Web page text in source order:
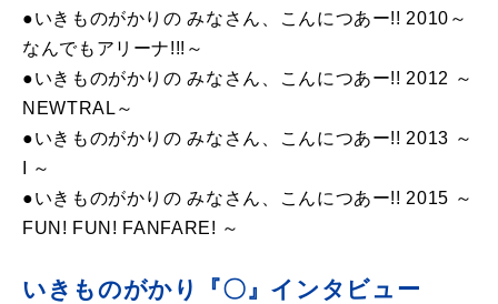
●いきものがかりの みなさん、こんにつあー!! 2010～
なんでもアリーナ!!!～
●いきものがかりの みなさん、こんにつあー!! 2012 ～
NEWTRAL～
●いきものがかりの みなさん、こんにつあー!! 2013 ～
I ～
●いきものがかりの みなさん、こんにつあー!! 2015 ～
FUN! FUN! FANFARE! ～
いきものがかり『〇』インタビュー